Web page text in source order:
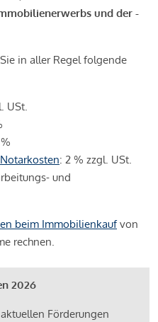
und der -
in aller Regel folgende
USt.
%
Notarkosten: 2 % zzgl. USt.
und
beim Immobilienkaufvon
rechnen.
2026
Förderungen